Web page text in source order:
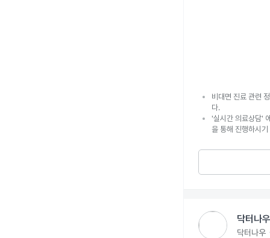
비대면 진료 관련
다.
'실시간 의료상담'
을 통해 진행하시
닥터나
닥터나우